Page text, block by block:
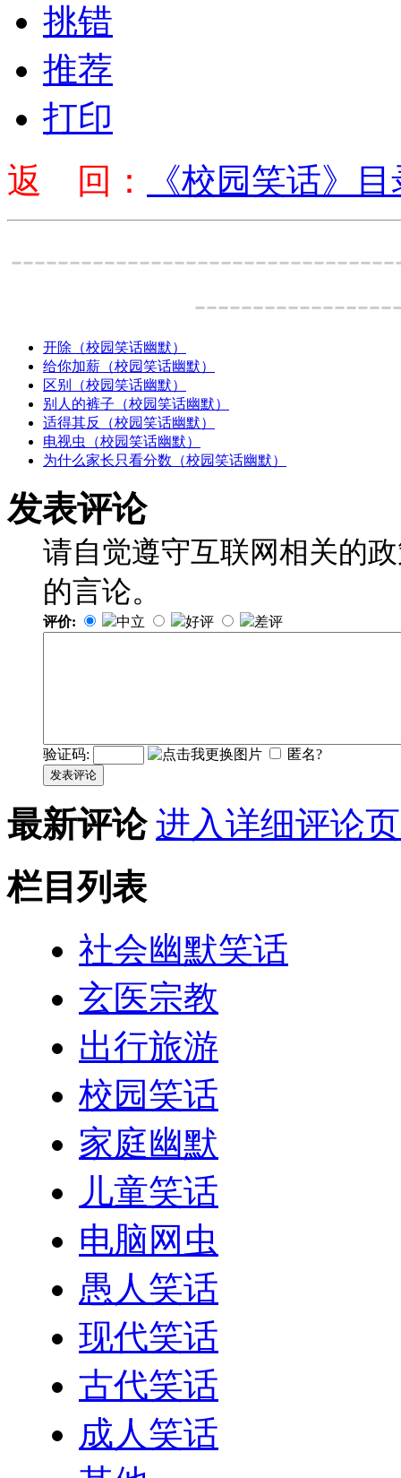
挑错
推荐
打印
返 回：
《校园笑话》
开除（校园笑话幽默）
给你加薪（校园笑话幽默）
区别（校园笑话幽默）
别人的裤子（校园笑话幽默）
适得其反（校园笑话幽默）
电视虫（校园笑话幽默）
为什么家长只看分数（校园笑话幽默）
发表评论
请自觉遵守互联网相关的
的言论。
评价: 中立 好评 差评
验证码: 匿名?
发表评论
最新评论 进入详细评论
栏目列表
社会幽默笑话
玄医宗教
出行旅游
校园笑话
家庭幽默
儿童笑话
电脑网虫
愚人笑话
现代笑话
古代笑话
成人笑话